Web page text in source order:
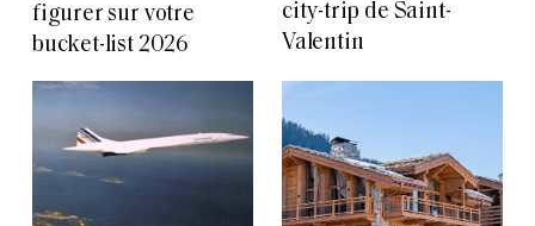
figurer sur votre
bucket-list 2026
city-trip de Saint-
Valentin